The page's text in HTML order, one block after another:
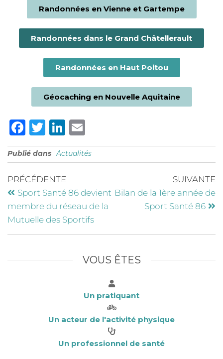
Randonnées en Vienne et Gartempe
Randonnées dans le Grand Châtellerault
Randonnées en Haut Poitou
Géocaching en Nouvelle Aquitaine
F
a
c
e
b
o
o
k
T
w
it
te
r
Li
n
k
e
dI
n
m
ai
Publié dans Actualités
PRÉCÉDENTE
Sport Santé 86 devient
membre du réseau de la
Mutuelle des Sportifs
SUIVANTE
Bilan de la 1ère année de
Sport Santé 86
VOUS ÊTES
Un pratiquant
Un acteur de l'activité physique
Un professionnel de santé